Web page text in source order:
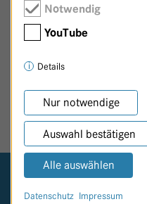
Zurück zur
SEITE TEILEN
Notwendig
YouTube
Details
Nur notwendige
Auswahl bestätigen
Alle auswählen
Datenschutz Impressum